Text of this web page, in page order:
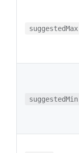
suggestedMax
suggestedMin